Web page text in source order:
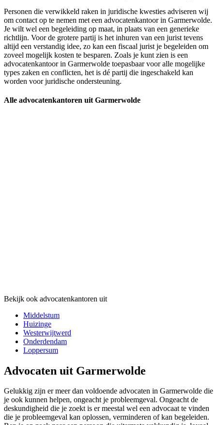
Personen die verwikkeld raken in juridische kwesties adviseren wij
om contact op te nemen met een advocatenkantoor in Garmerwolde.
Je wilt wel een begeleiding op maat, in plaats van een generieke
richtlijn. Voor de grotere partij is het inhuren van een jurist tevens
altijd een verstandig idee, zo kan een fiscaal jurist je begeleiden om
zoveel mogelijk kosten te besparen. Zoals je kunt zien is een
advocatenkantoor in Garmerwolde toepasbaar voor alle mogelijke
types zaken en conflicten, het is dé partij die ingeschakeld kan
worden voor juridische ondersteuning.
Alle advocatenkantoren uit Garmerwolde
Bekijk ook advocatenkantoren uit
Middelstum
Huizinge
Westerwijtwerd
Onderdendam
Loppersum
Advocaten uit Garmerwolde
Gelukkig zijn er meer dan voldoende advocaten in Garmerwolde die
je ook kunnen helpen, ongeacht je probleemgeval. Ongeacht de
deskundigheid die je zoekt is er meestal wel een advocaat te vinden
die je probleemgeval kan oplossen, verminderen of kan begeleiden.